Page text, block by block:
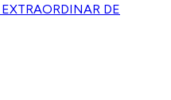
DE